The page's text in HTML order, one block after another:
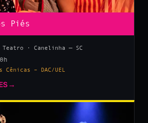
Piés
· Canelinha — SC
– DAC/UEL
→